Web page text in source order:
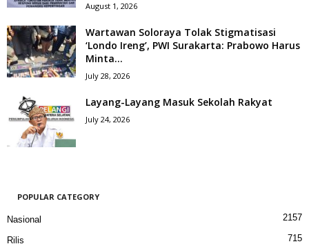
August 1, 2026
Wartawan Soloraya Tolak Stigmatisasi
‘Londo Ireng’, PWI Surakarta: Prabowo Harus
Minta...
July 28, 2026
Layang-Layang Masuk Sekolah Rakyat
July 24, 2026
POPULAR CATEGORY
Nasional 2157
Rilis 715